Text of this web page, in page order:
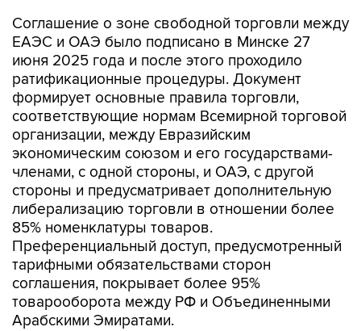
Соглашение о зоне свободной торговли между
ЕАЭС и ОАЭ было подписано в Минске 27
июня 2025 года и после этого проходило
ратификационные процедуры. Документ
формирует основные правила торговли,
соответствующие нормам Всемирной торговой
организации, между Евразийским
экономическим союзом и его государствами-
членами, с одной стороны, и ОАЭ, с другой
стороны и предусматривает дополнительную
либерализацию торговли в отношении более
85% номенклатуры товаров.
Преференциальный доступ, предусмотренный
тарифными обязательствами сторон
соглашения, покрывает более 95%
товарооборота между РФ и Объединенными
Арабскими Эмиратами.